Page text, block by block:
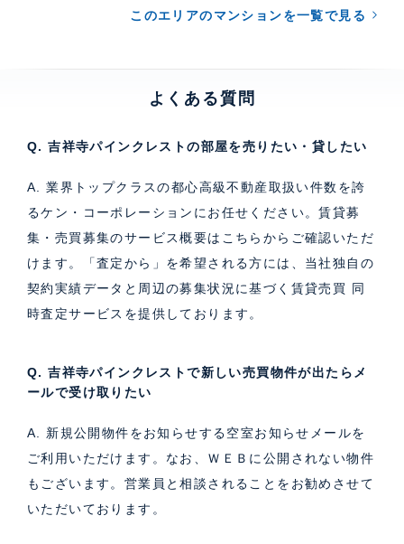
このエリアのマンションを一覧で見る
よくある質問
Q. 吉祥寺パインクレストの部屋を売りたい・貸したい
A. 業界トップクラスの都心高級不動産取扱い件数を誇
るケン・コーポレーションにお任せください。賃貸募
集・売買募集のサービス概要はこちら からご確認いただ
けます。「査定から」を希望される方には、当社独自の
契約実績データと周辺の募集状況に基づく 賃貸売買 同
時査定サービス を提供しております。
Q. 吉祥寺パインクレストで新しい売買物件が出たらメ
ールで受け取りたい
A. 新規公開物件をお知らせする空室お知らせメールを
ご利用いただけます。なお、ＷＥＢに公開されない物件
もございます。営業員と相談されることをお勧めさせて
いただいております。